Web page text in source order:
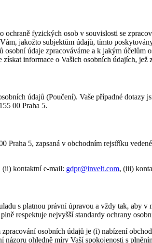
fyzických osob v souvislosti se
jakožto subjektům údajů, tímto
údaje zpracováváme a k jakým
informace o Vašich osobních údajích, jež
údajů (Poučení). Vaše případné dotazy
00 Praha 5.
Praha 5, zapsaná v obchodním rejstříku
(ii) kontaktní e-mail: gdpr@invelt.com, (iii)
s platnou právní úpravou a vždy tak, aby v
respektuje nejvyšší standardy ochrany
zpracování osobních údajů je (i) nabízení
ohledně míry Vaší spokojenosti s